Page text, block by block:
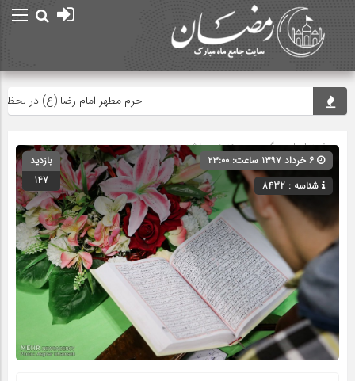
حرم مطهر امام رضا (ع) در لحظه تحویل
صفحه اصلی» گروه » دسته‌بندی نشده
شناسه : 8432
بازدید
147